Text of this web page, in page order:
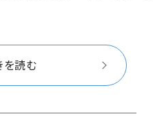
を読む